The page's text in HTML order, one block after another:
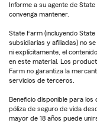
Informe a su agente de
convenga mantener.
State Farm (incluyendo
subsidiarias y afiliadas) no
ni explícitamente, el
en este material. Los
Farm no garantiza la
servicios de terceros.
Beneficio disponible para
póliza de seguro de vida
mayor de 18 años puede